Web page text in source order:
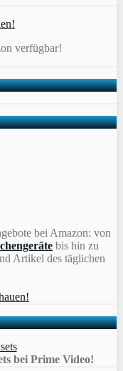
verfügbar!
bei Amazon: von
bis hin zu
Artikel des täglichen
bei Prime Video!